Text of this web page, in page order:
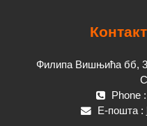
Филипа Вишњића бб,
Phone
Е-пошта :